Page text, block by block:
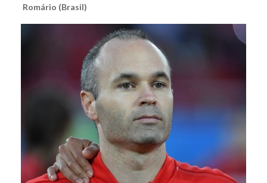
Romário (Brasil)